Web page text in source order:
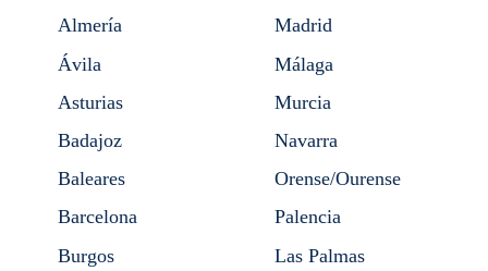
Almería
Ávila
Asturias
Badajoz
Baleares
Barcelona
Burgos
Madrid
Málaga
Murcia
Navarra
Orense/Ourense
Palencia
Las Palmas